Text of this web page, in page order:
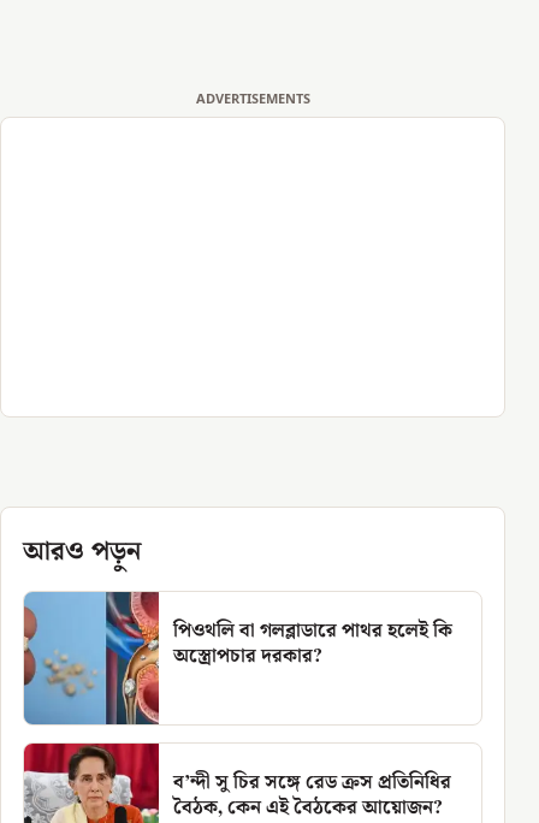
ADVERTISEMENTS
আরও পড়ুন
পিওথলি বা গলব্লাডারে পাথর হলেই কি
অস্ত্রোপচার দরকার?
ব’ন্দী সু চির সঙ্গে রেড ক্রস প্রতিনিধির
বৈঠক, কেন এই বৈঠকের আয়োজন?